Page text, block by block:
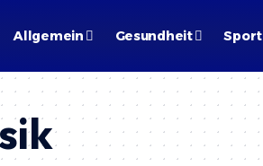
Allgemein Gesundheit Sport